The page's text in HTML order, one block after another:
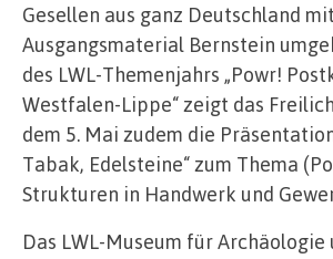
Gesellen aus ganz Deutschland
Ausgangsmaterial Bernstein
des LWL-Themenjahrs „Powr!
Westfalen-Lippe“ zeigt das
dem 5. Mai zudem die
Tabak, Edelsteine“ zum Thema
Strukturen in Handwerk und
Das LWL-Museum für